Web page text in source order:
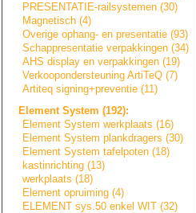
PRESENTATIE-rail systemen (30)
Magnetisch (4)
Overige ophang- en presentatie (93)
Schappresentatie verpakkingen (34)
AHS display en verpakkingen (19)
Verkoopondersteuning ArtiTeQ (7)
Artiteq signing+preventie (11)
Element System (192):
Element System werkplaats (16)
Element System plankdragers (30)
Element System tafelpoten (18)
kastinrichting (13)
werkplaats (18)
Element opruiming (4)
ELEMENT sys.50 enkel WIT (32)